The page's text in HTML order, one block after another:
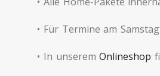
• Für Termine am
• In unseremOnlineshop